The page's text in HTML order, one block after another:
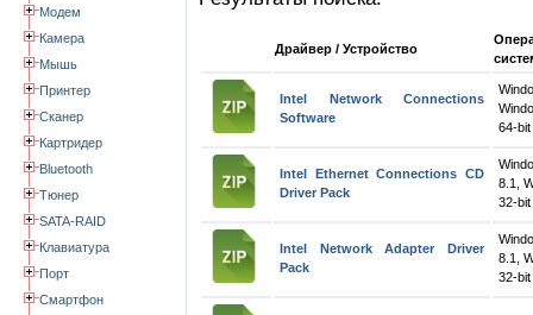
Модем
Камера
Мышь
Принтер
Сканер
Картридер
Bluetooth
Тюнер
SATA-RAID
Клавиатура
Порт
Смартфон
Драйвер / Устройство
Intel Network Connections
Software
64-
Intel Ethernet Connections CD
Driver Pack
8.1,
32-
Intel Network Adapter Driver
Pack
8.1,
32-